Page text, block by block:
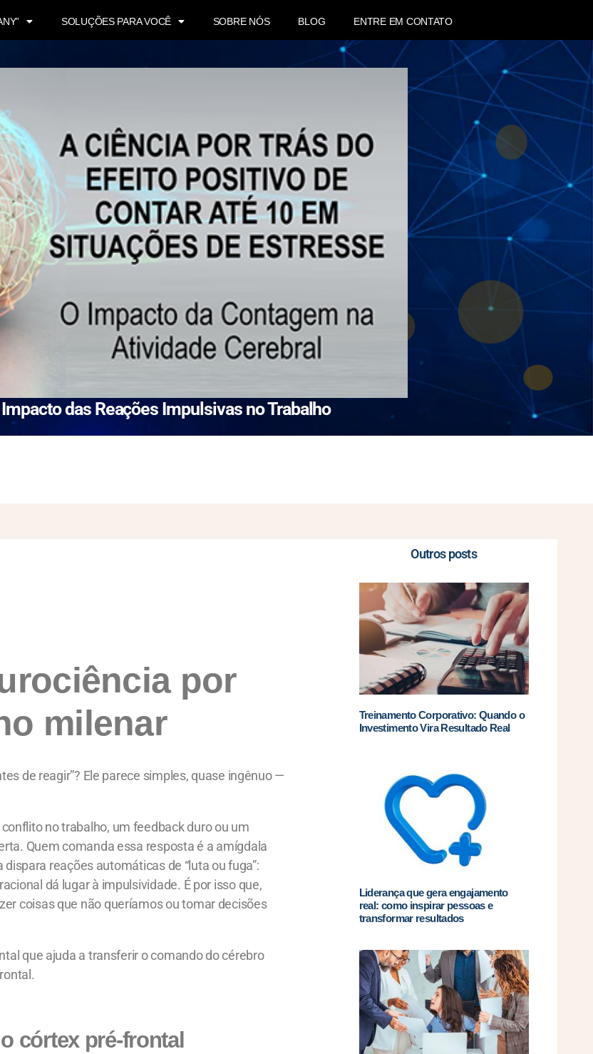
SOLUÇÕES PARA VOCÊ SOBRE NÓS BLOG ENTRE EM CONTATO
das Reações Impulsivas no Trabalho
por
milenar
de reagir”? Ele parece simples, quase ingênuo —
no trabalho, um feedback duro ou um
Quem comanda essa resposta é a amígdala
reações automáticas de “luta ou fuga”:
dá lugar à impulsividade. É por isso que,
coisas que não queríamos ou tomar decisões
que ajuda a transferir o comando do cérebro
córtex pré-frontal
Outros posts
Treinamento Corporativo: Quando o
Investimento Vira Resultado Real
Liderança que gera engajamento
real: como inspirar pessoas e
transformar resultados